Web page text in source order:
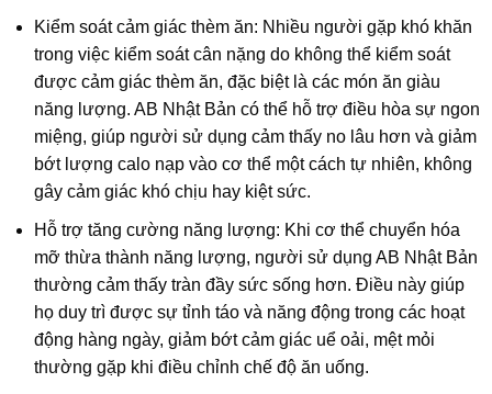
Kiểm soát cảm giác thèm ăn: Nhiều người gặp khó khăn
trong việc kiểm soát cân nặng do không thể kiểm soát
được cảm giác thèm ăn, đặc biệt là các món ăn giàu
năng lượng. AB Nhật Bản có thể hỗ trợ điều hòa sự ngon
miệng, giúp người sử dụng cảm thấy no lâu hơn và giảm
bớt lượng calo nạp vào cơ thể một cách tự nhiên, không
gây cảm giác khó chịu hay kiệt sức.
Hỗ trợ tăng cường năng lượng: Khi cơ thể chuyển hóa
mỡ thừa thành năng lượng, người sử dụng AB Nhật Bản
thường cảm thấy tràn đầy sức sống hơn. Điều này giúp
họ duy trì được sự tỉnh táo và năng động trong các hoạt
động hàng ngày, giảm bớt cảm giác uể oải, mệt mỏi
thường gặp khi điều chỉnh chế độ ăn uống.